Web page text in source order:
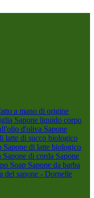
a mano di origine
Sapone liquido corpo
d'oliva Sapone
latte di succo biologico
Sapone di latte biologico
Sapone di corda Sapone
Soap Sapone da barba
del sapone - Dornelle